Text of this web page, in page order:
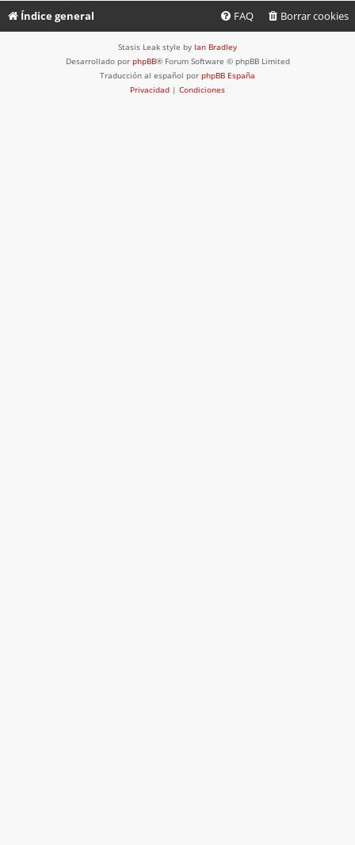
Índice general Borrar cookies
FAQ
Stasis Leak style by Ian Bradley
Desarrollado por phpBB® Forum Software © phpBB Limited
Traducción al español por phpBB España
Privacidad | Condiciones